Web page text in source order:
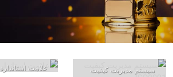
سیستم مدیریت کیفیت
علامت استاندارد